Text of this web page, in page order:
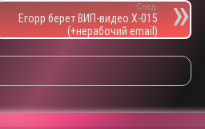
След.
Егорр берет ВИП-видео X-015
(+нерабочий email)